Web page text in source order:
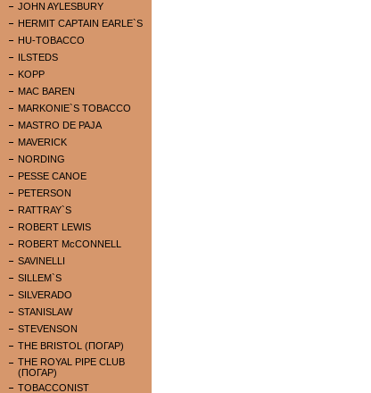
JOHN AYLESBURY
HERMIT CAPTAIN EARLE`S
HU-TOBACCO
ILSTEDS
KOPP
MAC BAREN
MARKONIE`S TOBACCO
MASTRO DE PAJA
MAVERICK
NORDING
PESSE CANOE
PETERSON
RATTRAY`S
ROBERT LEWIS
ROBERT McCONNELL
SAVINELLI
SILLEM`S
SILVERADO
STANISLAW
STEVENSON
THE BRISTOL (ПОГАР)
THE ROYAL PIPE CLUB
(ПОГАР)
TOBACCONIST